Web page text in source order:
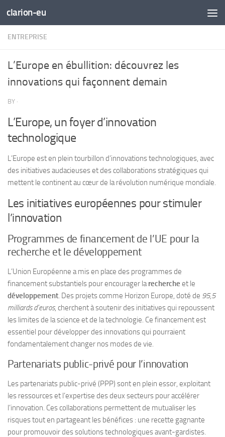
Skip to content
clarion-eu
ENTREPRISE
L’Europe en ébullition: découvrez les
innovations qui façonnent demain
BY ·
L’Europe, un foyer d’innovation
technologique
L’Europe est en plein tourbillon d’innovations technologiques, avec
des initiatives audacieuses et des collaborations stratégiques qui
mettent le continent au cœur de la révolution numérique mondiale.
Les initiatives européennes pour stimuler
l’innovation
Programmes de financement de l’UE pour la
recherche et le développement
L’Union Européenne a mis en place des programmes de
financement substantiels pour encourager larecherche et le
développement. Des projets comme Horizon Europe, doté de 95,5
milliards d’euros, cherchent à soutenir des initiatives qui repoussent
les limites de la science et de la technologie. Ce financement est
essentiel pour développer des innovations qui pourraient
fondamentalement changer nos modes de vie.
Partenariats public-privé pour l’innovation
Les partenariats public-privé (PPP) sont en plein essor, exploitant
les ressources et l’expertise des deux secteurs pour accélérer
l’innovation. Ces collaborations permettent de mutualiser les
risques tout en partageant les bénéfices : une recette gagnante
pour promouvoir des solutions technologiques avant-gardistes.